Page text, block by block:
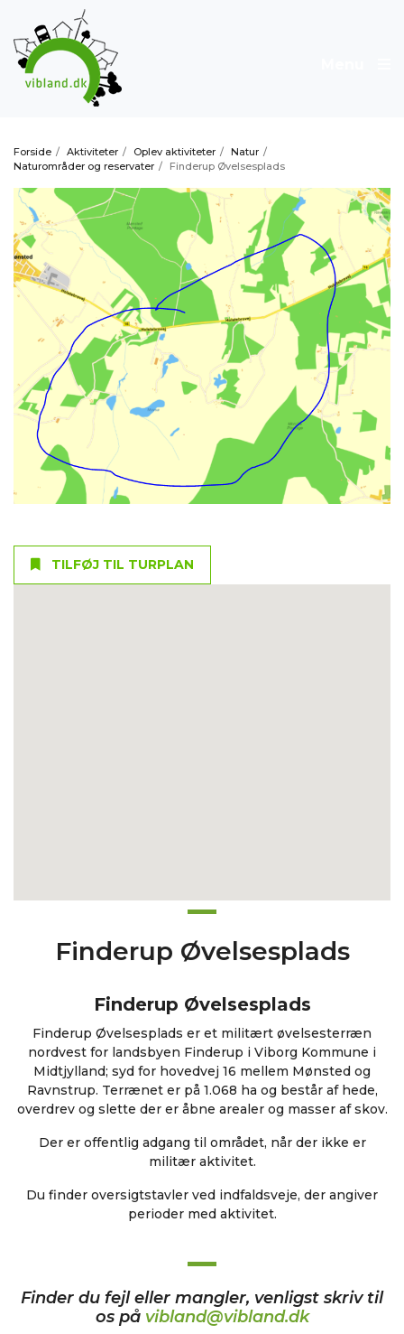
Forside / Aktiviteter / Oplev aktiviteter / Natur /
Naturområder og reservater / Finderup Øvelsesplads
TILFØJ TIL TURPLAN
Finderup Øvelsesplads
Finderup Øvelsesplads
Finderup Øvelsesplads er et militært øvelsesterræn
nordvest for landsbyen Finderup i Viborg Kommune i
Midtjylland; syd for hovedvej 16 mellem Mønsted og
Ravnstrup. Terrænet er på 1.068 ha og består af hede,
overdrev og slette der er åbne arealer og masser af skov.
Der er offentlig adgang til området, når der ikke er
militær aktivitet.
Du finder oversigtstavler ved indfaldsveje, der angiver
perioder med aktivitet.
Finder du fejl eller mangler, venligst skriv til
os på vibland@vibland.dk